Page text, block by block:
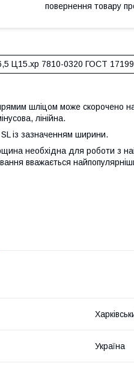
повернення товару
Ц15.хр 7810-0320 ГОСТ
прямим шліцом може
лінійна.
із зазначенням ширини.
необхідна для роботи з
вважається
Україна